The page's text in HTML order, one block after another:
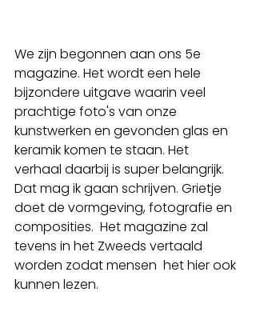
We zijn begonnen aan ons 5e
magazine. Het wordt een hele
bijzondere uitgave waarin veel
prachtige foto's van onze
kunstwerken en gevonden glas en
keramik komen te staan. Het
verhaal daarbij is super belangrijk.
Dat mag ik gaan schrijven. Grietje
doet de vormgeving, fotografie en
composities.  Het magazine zal
tevens in het Zweeds vertaald
worden zodat mensen  het hier ook
kunnen lezen.